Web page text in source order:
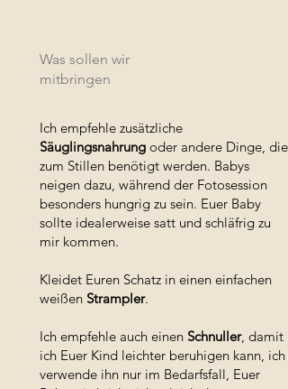
Was sollen wir
mitbringen
Ich empfehle zusätzliche
Säuglingsnahrung oder andere Dinge, die
zum Stillen benötigt werden. Babys
neigen dazu, während der Fotosession
besonders hungrig zu sein. Euer Baby
sollte idealerweise satt und schläfrig zu
mir kommen.
Kleidet Euren Schatz in einen einfachen
weißen Strampler.
Ich empfehle auch einen Schnuller, damit
ich Euer Kind leichter beruhigen kann, ich
verwende ihn nur im Bedarfsfall, Euer